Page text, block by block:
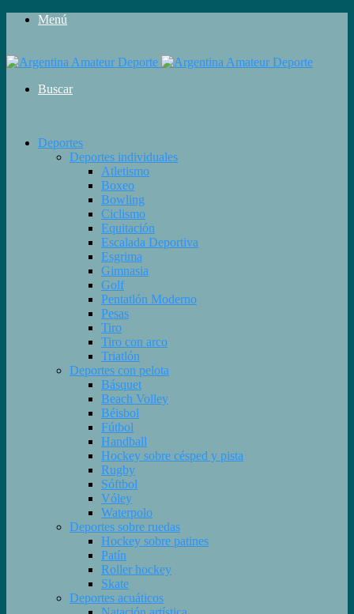
Menú
Buscar
Deportes
Deportes individuales
Atletismo
Boxeo
Bowling
Ciclismo
Equitación
Escalada Deportiva
Esgrima
Gimnasia
Golf
Pentatlón Moderno
Pesas
Tiro
Tiro con arco
Triatlón
Deportes con pelota
Básquet
Beach Volley
Béisbol
Fútbol
Handball
Hockey sobre césped y pista
Rugby
Sóftbol
Vóley
Waterpolo
Deportes sobre ruedas
Hockey sobre patines
Patín
Roller hockey
Skate
Deportes acuáticos